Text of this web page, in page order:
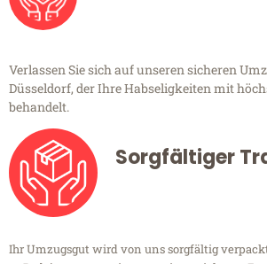
Verlassen Sie sich auf unseren sicheren
Düsseldorf, der Ihre Habseligkeiten mit
behandelt.
Sorgfältiger
Ihr Umzugsgut wird von uns sorgfältig